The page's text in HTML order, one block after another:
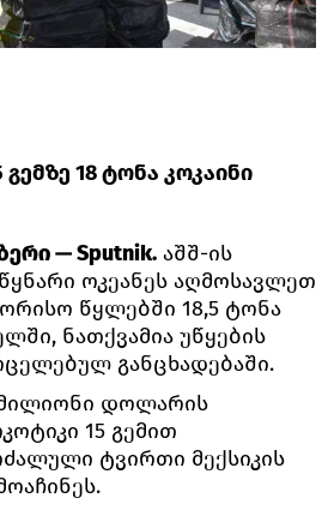
გემზე 18 ტონა კოკაინი
— Sputnik. აშშ-ის
ოკეანეს აღმოსავლეთ
წყლებში 18,5 ტონა
ნათქვამია უწყების
განცხადებაში.
დოლარის
15 გემით
ტვირთი მექსიკის